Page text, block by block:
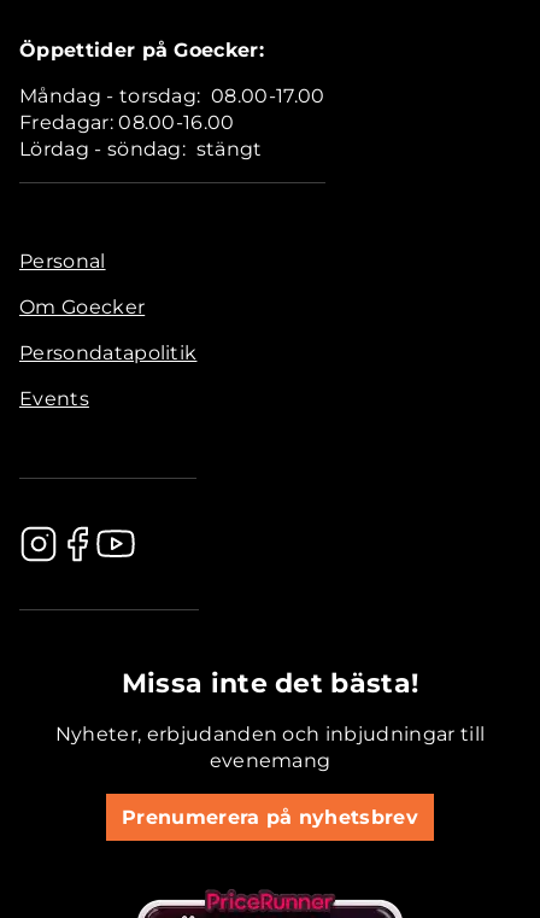
Öppettider på Goecker:
Måndag - torsdag: 08.00-17.00
Fredagar: 08.00-16.00
Lördag - söndag: stängt
Personal
Om Goecker
Persondatapolitik
Events
Missa inte det bästa!
Nyheter, erbjudanden och inbjudningar till
evenemang
Prenumerera på nyhetsbrev